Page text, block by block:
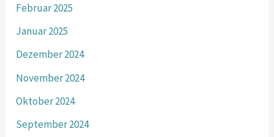
Februar 2025
Januar 2025
Dezember 2024
November 2024
Oktober 2024
September 2024